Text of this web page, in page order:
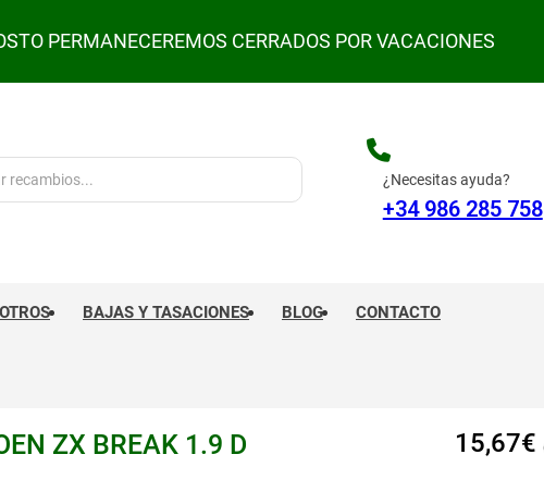
PERMANECEREMOS CERRADOS POR VACACIONES
¿Necesitas ayuda?
+34 986 285 758
BAJAS Y TASACIONES BLOG CONTACTO
ZX BREAK 1.9 D
15,67€